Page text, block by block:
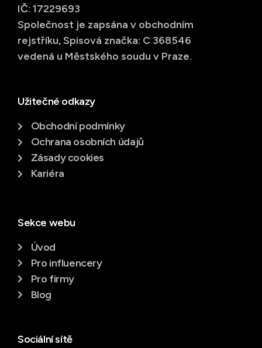
IČ: 17229693
Společnost je zapsána v obchodním
rejstříku, Spisová značka: C 368546
vedená u Městského soudu v Praze.
Užitečné odkazy
Obchodní podmínky
Ochrana osobních údajů
Zásady cookies
Kariéra
Sekce webu
Úvod
Pro influencery
Pro firmy
Blog
Sociální sítě